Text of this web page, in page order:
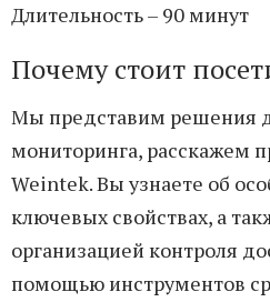
Длительность – 90 минут
Почему стоит
Мы представим решения
мониторинга, расскажем
Weintek. Вы узнаете об
ключевых свойствах, а
организацией контроля
помощью инструментов